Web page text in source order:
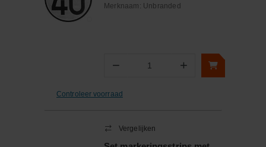
Merknaam: Unbranded
− Aantal +
Controleer voorraad
Vergelijken